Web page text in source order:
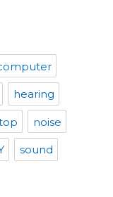
hearing
noise
sound